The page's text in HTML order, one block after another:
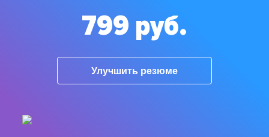
799 руб.
Улучшить резюме